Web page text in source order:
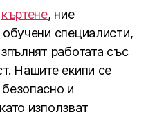
къртене, ние
специалисти,
работата със
Нашите екипи се
и
използват